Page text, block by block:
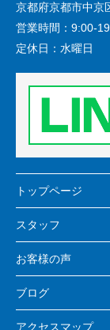
京都府京都市中京
営業時間： 9:00-
定休日： 水曜日
トップページ
スタッフ
お客様の声
ブログ
アクセスマップ